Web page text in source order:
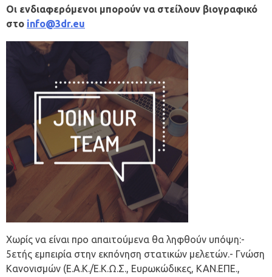
Οι ενδιαφερόμενοι μπορούν να στείλουν βιογραφικό
στο info@3dr.eu
Χωρίς να είναι προ απαιτούμενα θα ληφθούν υπόψη:-
5ετής εμπειρία στην εκπόνηση στατικών μελετών.- Γνώση
Κανονισμών (Ε.Α.Κ./Ε.Κ.Ω.Σ., Ευρωκώδικες, ΚΑΝ.ΕΠΕ.,